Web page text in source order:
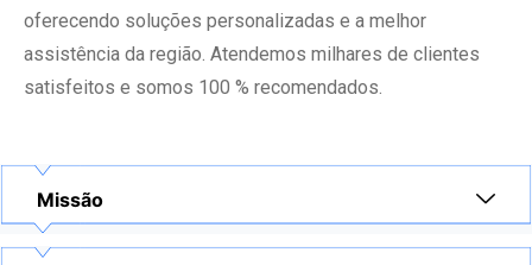
oferecendo soluções personalizadas e a melhor
assistência da região. Atendemos milhares de clientes
satisfeitos e somos 100 % recomendados.
Missão